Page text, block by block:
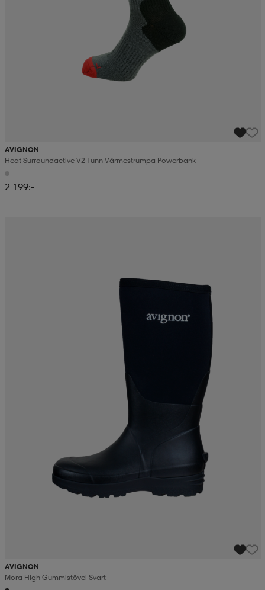
AVIGNON
Heat Surroundactive V2 Tunn Värmestrumpa Powerbank
2 199:-
AVIGNON
Mora High Gummistövel Svart